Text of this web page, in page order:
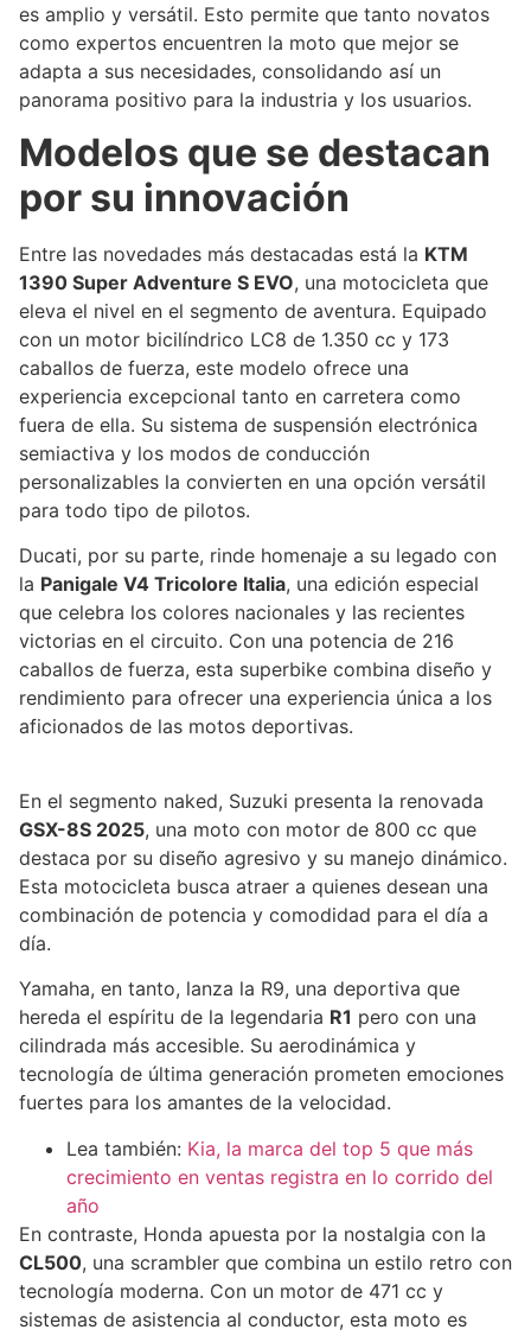
es amplio y versátil. Esto permite que tanto novatos
como expertos encuentren la moto que mejor se
adapta a sus necesidades, consolidando así un
panorama positivo para la industria y los usuarios.
Modelos que se destacan
por su innovación
Entre las novedades más destacadas está la KTM
1390 Super Adventure S EVO, una motocicleta que
eleva el nivel en el segmento de aventura. Equipado
con un motor bicilíndrico LC8 de 1.350 cc y 173
caballos de fuerza, este modelo ofrece una
experiencia excepcional tanto en carretera como
fuera de ella. Su sistema de suspensión electrónica
semiactiva y los modos de conducción
personalizables la convierten en una opción versátil
para todo tipo de pilotos.
Ducati, por su parte, rinde homenaje a su legado con
la Panigale V4 Tricolore Italia, una edición especial
que celebra los colores nacionales y las recientes
victorias en el circuito. Con una potencia de 216
caballos de fuerza, esta superbike combina diseño y
rendimiento para ofrecer una experiencia única a los
aficionados de las motos deportivas.
En el segmento naked, Suzuki presenta la renovada
GSX-8S 2025, una moto con motor de 800 cc que
destaca por su diseño agresivo y su manejo dinámico.
Esta motocicleta busca atraer a quienes desean una
combinación de potencia y comodidad para el día a
día.
Yamaha, en tanto, lanza la R9, una deportiva que
hereda el espíritu de la legendaria R1 pero con una
cilindrada más accesible. Su aerodinámica y
tecnología de última generación prometen emociones
fuertes para los amantes de la velocidad.
Lea también: Kia, la marca del top 5 que más
crecimiento en ventas registra en lo corrido del
año
En contraste, Honda apuesta por la nostalgia con la
CL500, una scrambler que combina un estilo retro con
tecnología moderna. Con un motor de 471 cc y
sistemas de asistencia al conductor, esta moto es